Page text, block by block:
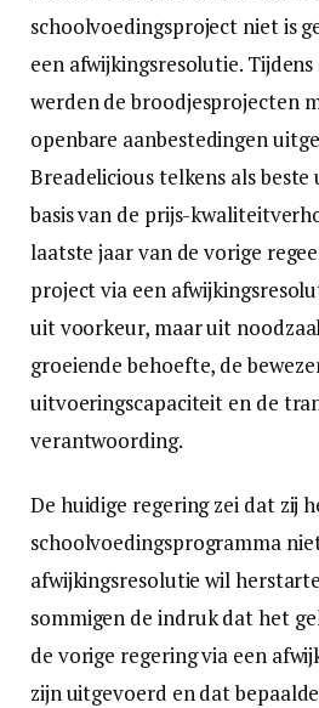
schoolvoedingsproject niet is
een afwijkingsresolutie.
werden de broodjesprojecten
openbare aanbestedingen
Breadelicious telkens als beste
basis van de prijs-
laatste jaar van de vorige
project via een
uit voorkeur, maar uit
groeiende behoefte, de
uitvoeringscapaciteit en de
verantwoording.
De huidige regering zei dat zij
schoolvoedingsprogramma
afwijkingsresolutie wil
sommigen de indruk dat het
de vorige regering via een
zijn uitgevoerd en dat